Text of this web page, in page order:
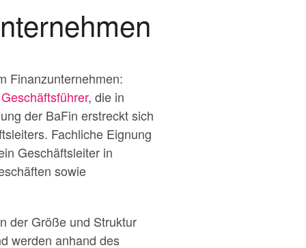
Finanzunternehmen:
Geschäftsführer, die in
der BaFin erstreckt sich
Fachliche Eignung
Geschäftsleiter in
sowie
der Größe und Struktur
werden anhand des